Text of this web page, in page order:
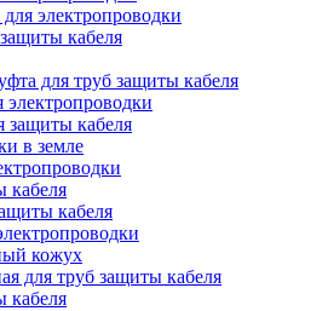
электропроводки
кабеля
для труб защиты кабеля
электропроводки
защиты кабеля
в земле
кабеля
кабеля
кожух
для труб защиты кабеля
кабеля